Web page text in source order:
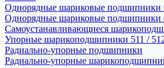
Однорядные шариковые подшипники
Однорядные шариковые подшипники
Самоустанавливающиеся
Упорные шарикоподшипники 511 /
Радиально-упорные подшипники
Радиально-упорные